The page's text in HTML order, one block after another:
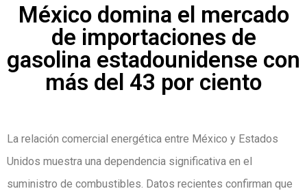
México domina el mercado
de importaciones de
gasolina estadounidense con
más del 43 por ciento
La relación comercial energética entre México y Estados
Unidos muestra una dependencia significativa en el
suministro de combustibles. Datos recientes confirman que